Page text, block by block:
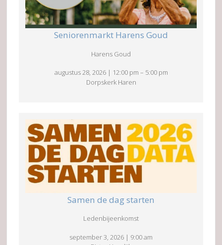
Seniorenmarkt Harens Goud
Harens Goud
augustus 28, 2026 | 12:00 pm – 5:00 pm
Dorpskerk Haren
Samen de dag starten
Ledenbijeenkomst
september 3, 2026 | 9:00 am